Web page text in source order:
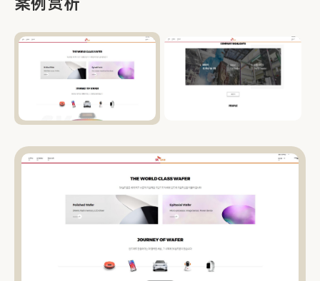
案例赏析